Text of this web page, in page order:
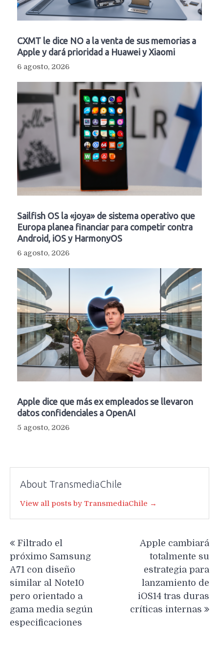
CXMT le dice NO a la venta de sus memorias a
Apple y dará prioridad a Huawei y Xiaomi
6 agosto, 2026
Sailfish OS la «joya» de sistema operativo que
Europa planea financiar para competir contra
Android, iOS y HarmonyOS
6 agosto, 2026
Apple dice que más ex empleados se llevaron
datos confidenciales a OpenAI
5 agosto, 2026
About TransmediaChile
View all posts by TransmediaChile →
entradas
Filtrado el
próximo Samsung
A71 con diseño
similar al Note10
pero orientado a
gama media según
especificaciones
Apple cambiará
totalmente su
estrategia para
lanzamiento de
iOS14 tras duras
críticas internas